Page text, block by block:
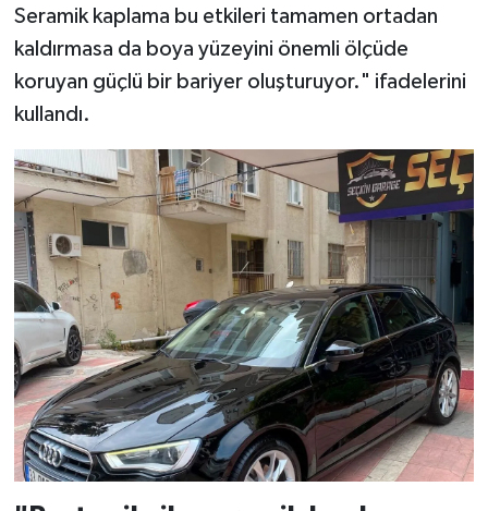
Seramik kaplama bu etkileri tamamen ortadan
kaldırmasa da boya yüzeyini önemli ölçüde
koruyan güçlü bir bariyer oluşturuyor." ifadelerini
kullandı.